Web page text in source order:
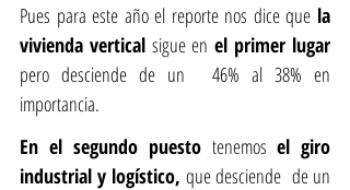
Pues para este año el reporte nos dice que la
vivienda vertical sigue en
pero desciende de un  46% al 38% en
importancia.
En el segundo puesto tenemos el giro
industrial y logístico, que desciende  de un